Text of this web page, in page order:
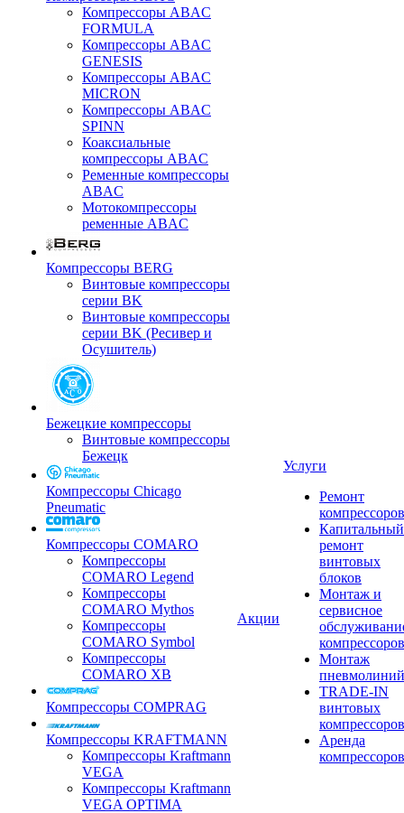
Компрессоры ABAC
FORMULA
Компрессоры ABAC
GENESIS
Компрессоры ABAC
MICRON
Компрессоры ABAC
SPINN
Коаксиальные
компрессоры ABAC
Ременные компрессоры
ABAC
Мотокомпрессоры
ременные ABAC
Компрессоры BERG
Винтовые компрессоры
серии BK
Винтовые компрессоры
серии BK (Ресивер и
Осушитель)
Бежецкие компрессоры
Винтовые компрессоры
Бежецк
Компрессоры Chicago
Pneumatic
Компрессоры COMARO
Компрессоры
COMARO Legend
Компрессоры
COMARO Mythos
Компрессоры
COMARO Symbol
Компрессоры
COMARO XB
Компрессоры COMPRAG
Компрессоры KRAFTMANN
Компрессоры Kraftmann
VEGA
Компрессоры Kraftmann
VEGA OPTIMA
Акции
Услуги
Ремонт
компрессоров
Капитальный
ремонт
винтовых
блоков
Монтаж и
сервисное
компрессоров
Монтаж
пневмолиний
TRADE-IN
винтовых
компрессоров
Аренда
компрессоров